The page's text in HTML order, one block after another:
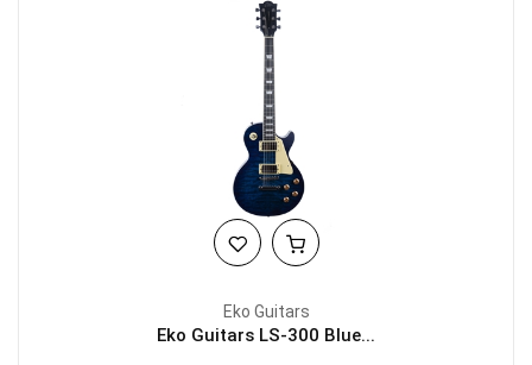
Eko Guitars
Eko Guitars LS-300 Blue...